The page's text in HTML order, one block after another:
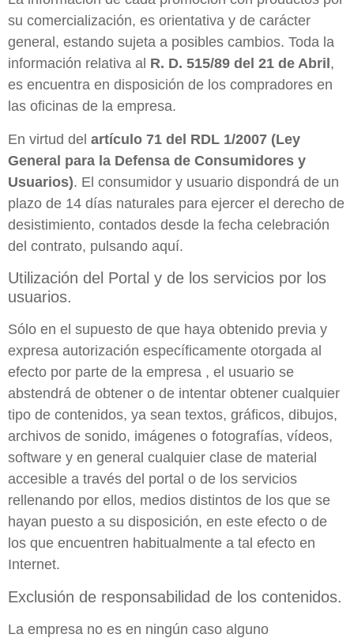
su comercialización, es orientativa y de carácter
general, estando sujeta a posibles cambios. Toda la
información relativa al R. D. 515/89 del 21 de Abril ,
es encuentra en disposición de los compradores en
las oficinas de la empresa.
En virtud del artículo 71 del RDL 1/2007 (Ley
General para la Defensa de Consumidores y
Usuarios). El consumidor y usuario dispondrá de un
plazo de 14 días naturales para ejercer el derecho de
desistimiento, contados desde la fecha celebración
del contrato, pulsando aquí.
Utilización del Portal y de los servicios por los
usuarios.
Sólo en el supuesto de que haya obtenido previa y
expresa autorización específicamente otorgada al
efecto por parte de la empresa , el usuario se
abstendrá de obtener o de intentar obtener cualquier
tipo de contenidos, ya sean textos, gráficos, dibujos,
archivos de sonido, imágenes o fotografías, vídeos,
software y en general cualquier clase de material
accesible a través del portal o de los servicios
rellenando por ellos, medios distintos de los que se
hayan puesto a su disposición, en este efecto o de
los que encuentren habitualmente a tal efecto en
Internet.
Exclusión de responsabilidad de los contenidos.
La empresa no es en ningún caso alguno